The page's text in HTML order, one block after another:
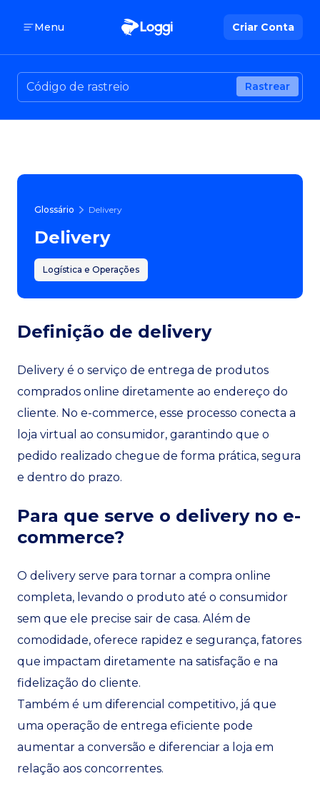
Menu Criar Conta
Rastrear
Glossário Delivery
Delivery
Logística e Operações
Definição de delivery
Delivery é o serviço de entrega de produtos
comprados online diretamente ao endereço do
cliente. No e-commerce, esse processo conecta a
loja virtual ao consumidor, garantindo que o
pedido realizado chegue de forma prática, segura
e dentro do prazo.
Para que serve o delivery no e-
commerce?
O delivery serve para tornar a compra online
completa, levando o produto até o consumidor
sem que ele precise sair de casa. Além de
comodidade, oferece rapidez e segurança, fatores
que impactam diretamente na satisfação e na
fidelização do cliente.
Também é um diferencial competitivo, já que
uma operação de entrega eficiente pode
aumentar a conversão e diferenciar a loja em
relação aos concorrentes.